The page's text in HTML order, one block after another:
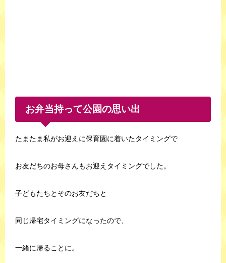
お弁当持って公園の思い出
たまたま私がお迎えに保育園に着いたタイミングで
お友だちのお母さんもお迎えタイミングでした。
子どもたちとそのお友だちと
同じ帰宅タイミングになったので、
一緒に帰ることに。